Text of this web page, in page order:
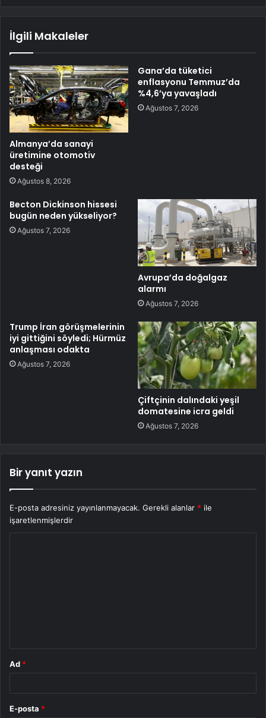
İlgili Makaleler
Almanya’da sanayi
üretimine otomotiv
desteği
Ağustos 8, 2026
Gana’da tüketici
enflasyonu Temmuz’da
%4,6’ya yavaşladı
Ağustos 7, 2026
Becton Dickinson hissesi
bugün neden yükseliyor?
Ağustos 7, 2026
Avrupa’da doğalgaz
alarmı
Ağustos 7, 2026
Trump İran görüşmelerinin
iyi gittiğini söyledi; Hürmüz
anlaşması odakta
Ağustos 7, 2026
Çiftçinin dalındaki yeşil
domatesine icra geldi
Ağustos 7, 2026
Bir yanıt yazın
E-posta adresiniz yayınlanmayacak. Gerekli alanlar * ile
işaretlenmişlerdir
Ad *
E-posta *